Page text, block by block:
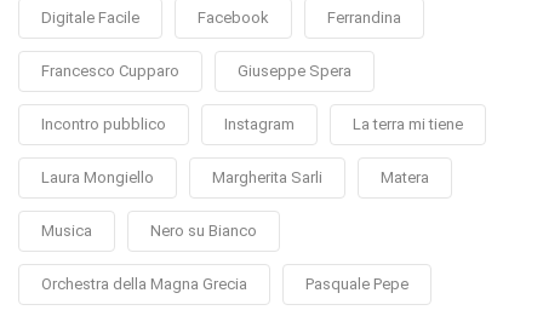
Digitale Facile Facebook Ferrandina
Francesco Cupparo Giuseppe Spera
Incontro pubblico Instagram La terra mi tiene
Laura Mongiello Margherita Sarli Matera
Musica Nero su Bianco
Orchestra della Magna Grecia Pasquale Pepe